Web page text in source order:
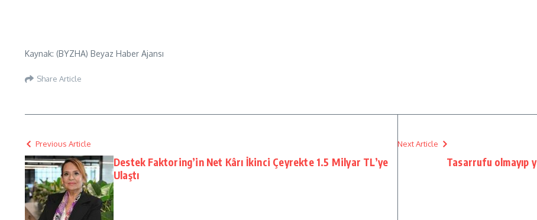
Kaynak: (BYZHA) Beyaz Haber Ajansı
Share Article
Previous Article
Destek Faktoring’in Net Kârı İkinci Çeyrekte 1.5 Milyar TL’ye
Ulaştı
Next Article
Tasarrufu olmayıp